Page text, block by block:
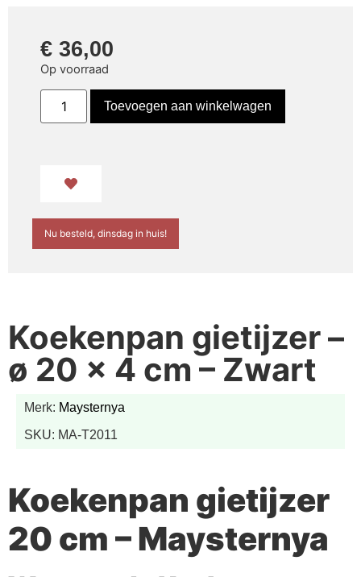
Koekenpan gietijzer –
ø 20 x 4 cm – Zwart
Merk: Maysternya
SKU: MA-T2011
Koekenpan gietijzer
20 cm – Maysternya
€ 36,00
Op voorraad
Toevoegen aan winkelwagen
Nu besteld, dinsdag in huis!